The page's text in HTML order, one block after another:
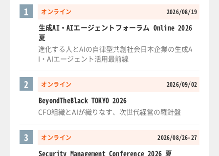
オンライン 2026/08/19
1
生成AI・AIエージェントフォーラム Online 2026
夏
進化する人とAIの自律型共創社会日本企業の生成A
I・AIエージェント活用最前線
オンライン 2026/09/02
2
BeyondTheBlack TOKYO 2026
CFO組織とAIが織りなす、次世代経営の羅針盤
オンライン 2026/08/26-27
3
Security Management Conference 2026 夏